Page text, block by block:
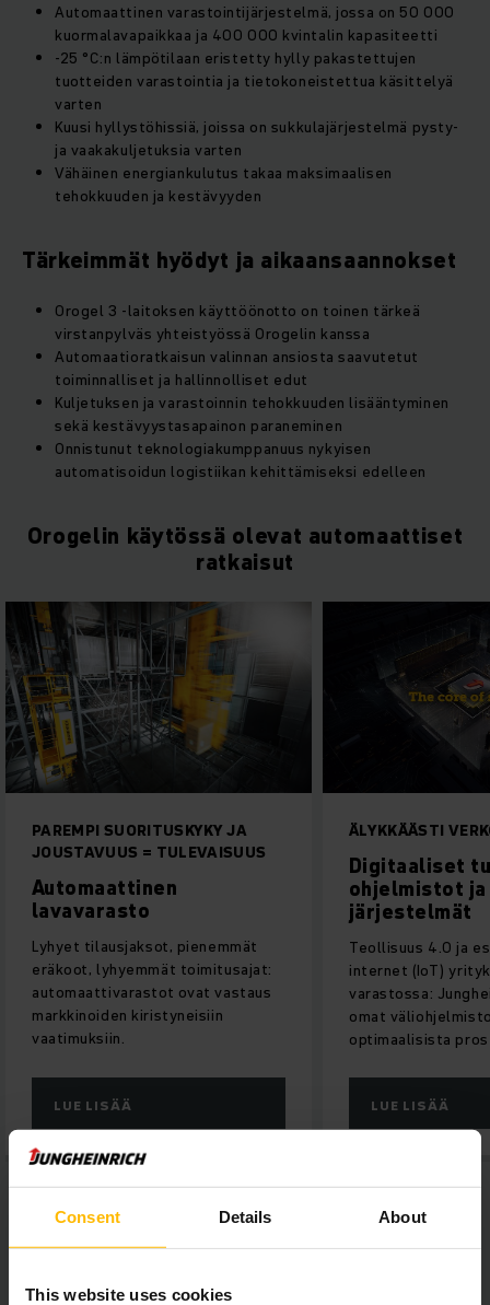
Consent Details About
This website uses cookies
Automaattinen varastointijärjestelmä, jossa on 50 000
kuormalavapaikkaa ja 400 000 kvintalin kapasiteetti
-25 °C:n lämpötilaan eristetty hylly pakastettujen
tuotteiden varastointia ja tietokoneistettua käsittelyä
varten
Kuusi hyllystöhissiä, joissa on sukkulajärjestelmä pysty-
ja vaakakuljetuksia varten
Vähäinen energiankulutus takaa maksimaalisen
tehokkuuden ja kestävyyden
Tärkeimmät hyödyt ja aikaansaannokset
Orogel 3 -laitoksen käyttöönotto on toinen tärkeä
virstanpylväs yhteistyössä Orogelin kanssa
Automaatioratkaisun valinnan ansiosta saavutetut
toiminnalliset ja hallinnolliset edut
Kuljetuksen ja varastoinnin tehokkuuden lisääntyminen
sekä kestävyystasapainon paraneminen
Onnistunut teknologiakumppanuus nykyisen
automatisoidun logistiikan kehittämiseksi edelleen
Orogelin käytössä olevat automaattiset
ratkaisut
PAREMPI SUORITUSKYKY JA
JOUSTAVUUS = TULEVAISUUS
Automaattinen
lavavarasto
Lyhyet tilausjaksot, pienemmät
eräkoot, lyhyemmät toimitusajat:
automaattivarastot ovat vastaus
markkinoiden kiristyneisiin
vaatimuksiin.
LUE LISÄÄ
ÄLYKKÄÄSTI
Digitaaliset
ohjelmistot ja
järjestelmät
Teollisuus 4.0 ja
internet (IoT)
varastossa:
omat
optimaalisista
LUE LISÄÄ